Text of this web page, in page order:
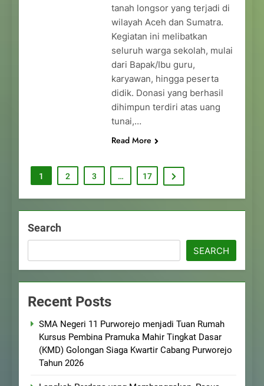
tanah longsor yang terjadi di
wilayah Aceh dan Sumatra.
Kegiatan ini melibatkan
seluruh warga sekolah, mulai
dari Bapak/Ibu guru,
karyawan, hingga peserta
didik. Donasi yang berhasil
dihimpun terdiri atas uang
tunai,…
Read More
1 2 3 … 17
Search
SEARCH
Recent Posts
SMA Negeri 11 Purworejo menjadi Tuan Rumah
Kursus Pembina Pramuka Mahir Tingkat Dasar
(KMD) Golongan Siaga Kwartir Cabang Purworejo
Tahun 2026